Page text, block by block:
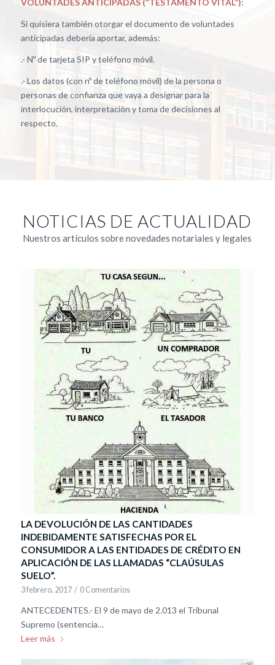
VOLUNTADES ANTICIPADAS (“TESTAMENTO VITAL”):
Si quisiera también otorgar el documento de voluntades
anticipadas debería aportar, además:
.- Nº de tarjeta SIP y teléfono móvil.
.- Los datos (con nº de teléfono móvil) de la persona o
personas de confianza que vaya a designar para la
interlocución, interpretación y toma de decisiones al
respecto.
NOTICIAS DE ACTUALIDAD
Nuestros artículos sobre novedades notariales y legales
LA DEVOLUCIÓN DE LAS CANTIDADES
INDEBIDAMENTE SATISFECHAS POR EL
CONSUMIDOR A LAS ENTIDADES DE CRÉDITO EN
APLICACIÓN DE LAS LLAMADAS “CLAÚSULAS
SUELO”.
3 febrero, 2017 / 0 Comentarios
ANTECEDENTES.- El 9 de mayo de 2.013 el Tribunal
Supremo (sentencia…
Leer más